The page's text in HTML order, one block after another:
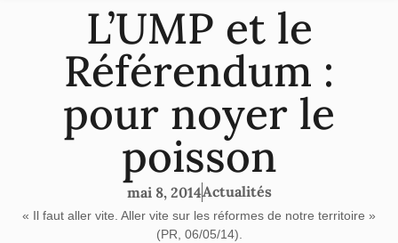
L’UMP et le
Référendum :
pour noyer le
poisson
mai 8, 2014Actualités
« Il faut aller vite. Aller vite sur les réformes de notre territoire »
(PR, 06/05/14).